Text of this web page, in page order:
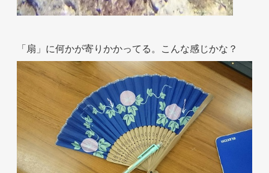
「扇」に何かが寄りかかってる。こんな感じかな？